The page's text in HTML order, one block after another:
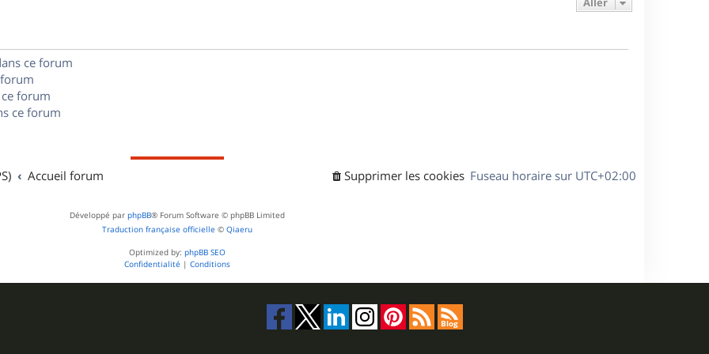
e
ce forum
forum
ce forum
Accueil forum Fuseau horaire sur UTC+02:00
Supprimer les cookies
Développé par phpBB® Forum Software © phpBB Limited
Traduction française officielle © Qiaeru
Optimized by: phpBB SEO
Confidentialité | Conditions